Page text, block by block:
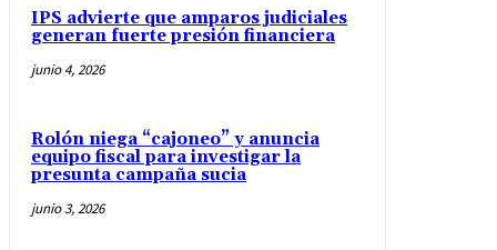
IPS advierte que amparos judiciales
generan fuerte presión financiera
junio 4, 2026
Rolón niega “cajoneo” y anuncia
equipo fiscal para investigar la
presunta campaña sucia
junio 3, 2026